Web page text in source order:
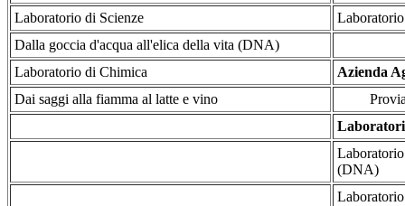
Laboratorio di Scienze
Dalla goccia d'acqua all'elica della vita (DNA)
Laboratorio di Chimica
Azienda
Dai saggi alla fiamma al latte e vino
(DNA)